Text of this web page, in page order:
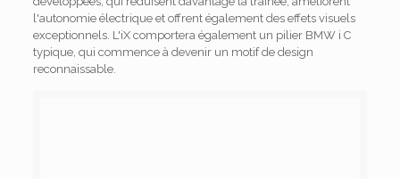
l'autonomie électrique et offrent également des effets visuels
exceptionnels. L'iX comportera également un pilier BMW i C
typique, qui commence à devenir un motif de design
reconnaissable.